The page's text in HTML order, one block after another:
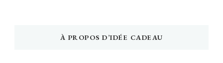
À PROPOS D’IDÉE CADEAU